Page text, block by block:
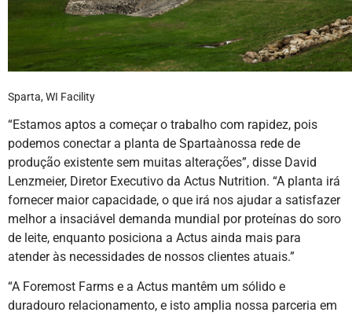
Sparta, WI Facility
“Estamos aptos a começar o trabalho com rapidez, pois
podemos conectar a planta de Spartaànossa rede de
produção existente sem muitas alterações”, disse David
Lenzmeier, Diretor Executivo da Actus Nutrition. “A planta irá
fornecer maior capacidade, o que irá nos ajudar a satisfazer
melhor a insaciável demanda mundial por proteínas do soro
de leite, enquanto posiciona a Actus ainda mais para
atender às necessidades de nossos clientes atuais.”
“A Foremost Farms e a Actus mantêm um sólido e
duradouro relacionamento, e isto amplia nossa parceria em